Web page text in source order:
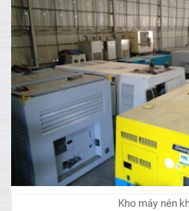
Kho máy nén